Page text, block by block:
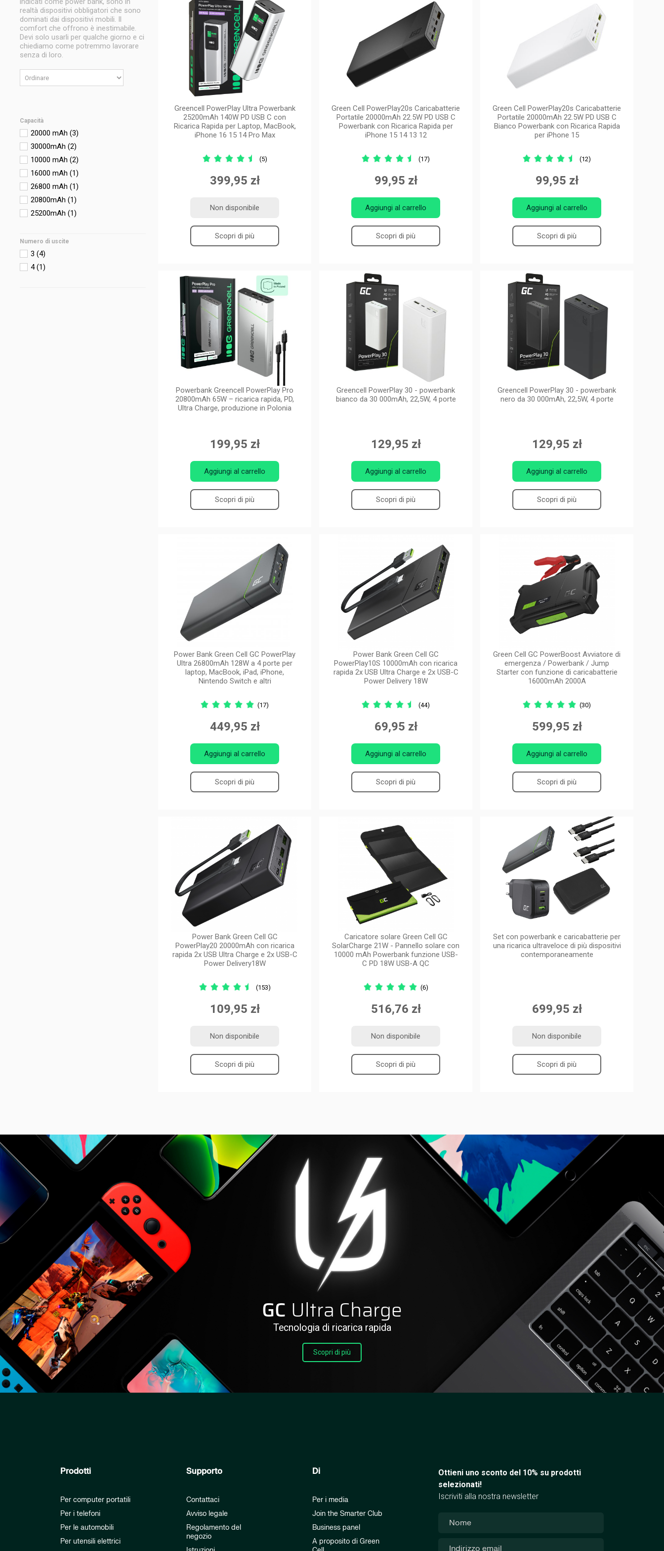
realtà dispositivi obbligatori che sono
dominati dai dispositivi mobili. Il
comfort che offrono è inestimabile.
Devi solo usarli per qualche giorno e ci
chiediamo come potremmo lavorare
senza di loro.
Capacità
20000 mAh (3)
30000mAh (2)
10000 mAh (2)
16000 mAh (1)
26800 mAh (1)
20800mAh (1)
25200mAh (1)
Numero di uscite
3 (4)
4(1)
Greencell PowerPlay Ultra Powerbank
25200mAh 140W PD USB C con
Ricarica Rapida per Laptop, MacBook,
iPhone 16 15 14 Pro Max
(5)
399,95 zł
Non disponibile
Scopri di più
Green Cell PowerPlay20s Caricabatterie
Portatile 20000mAh 22.5W PD USB C
Powerbank con Ricarica Rapida per
iPhone 15 14 13 12
(17)
99,95 zł
Aggiungi al carrello
Scopri di più
Green Cell PowerPlay20s Caricabatterie
Portatile 20000mAh 22.5W PD USB C
Bianco Powerbank con Ricarica Rapida
per iPhone 15
(12)
99,95 zł
Aggiungi al carrello
Scopri di più
Powerbank Greencell PowerPlay Pro
20800mAh 65W – ricarica rapida, PD,
Ultra Charge, produzione in Polonia
199,95 zł
Aggiungi al carrello
Scopri di più
Greencell PowerPlay 30 - powerbank
bianco da 30 000mAh, 22,5W, 4 porte
129,95 zł
Aggiungi al carrello
Scopri di più
Greencell PowerPlay 30 - powerbank
nero da 30 000mAh, 22,5W, 4 porte
129,95 zł
Aggiungi al carrello
Scopri di più
Power Bank Green Cell GC PowerPlay
Ultra 26800mAh 128W a 4 porte per
laptop, MacBook, iPad, iPhone,
Nintendo Switch e altri
(17)
449,95 zł
Aggiungi al carrello
Scopri di più
Power Bank Green Cell GC
PowerPlay10S 10000mAh con ricarica
rapida 2x USB Ultra Charge e 2x USB-C
Power Delivery 18W
(44)
69,95 zł
Aggiungi al carrello
Scopri di più
Green Cell GC PowerBoost Avviatore di
emergenza / Powerbank / Jump
Starter con funzione di caricabatterie
16000mAh 2000A
(30)
599,95 zł
Aggiungi al carrello
Scopri di più
Power Bank Green Cell GC
PowerPlay20 20000mAh con ricarica
rapida 2x USB Ultra Charge e 2x USB-C
Power Delivery18W
(153)
109,95 zł
Non disponibile
Scopri di più
Caricatore solare Green Cell GC
SolarCharge 21W - Pannello solare con
10000 mAh Powerbank funzione USB-
C PD 18W USB-A QC
(6)
516,76 zł
Non disponibile
Scopri di più
Set con powerbank e caricabatterie per
una ricarica ultraveloce di più dispositivi
contemporaneamente
699,95 zł
Non disponibile
Scopri di più
GC Ultra Charge
Tecnologia di ricarica rapida
Scopri di più
Prodotti
Per computer portatili
Per i telefoni
Per le automobili
Per utensili elettrici
Supporto
Contattaci
Avviso legale
Regolamento del
negozio
Di
Per i media
Join the Smarter Club
Business panel
A proposito di Green
Ottieni uno sconto del 10% su prodotti
selezionati!
Iscriviti alla nostra newsletter